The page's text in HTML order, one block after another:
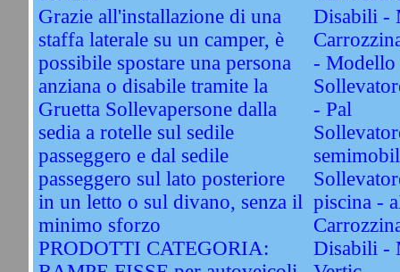
Grazie all'installazione di una
staffa laterale su un camper, è
possibile spostare una persona
anziana o disabile tramite la
Gruetta Sollevapersone dalla
sedia a rotelle sul sedile
passeggero e dal sedile
passeggero sul lato posteriore
in un letto o sul divano, senza il
minimo sforzo
PRODOTTI CATEGORIA:
Disabili -
- Modello
- Pal
piscina -
Disabili -